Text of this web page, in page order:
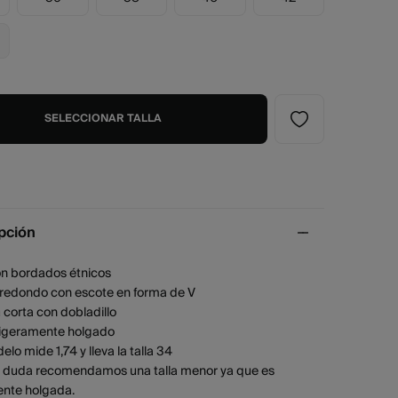
SELECCIONAR TALLA
bordados étnicos
con escote en forma de V
con dobladillo
holgado
mide 1,74 y lleva la talla 34
recomendamos una talla menor ya que es
holgada.